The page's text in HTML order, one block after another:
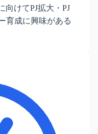
向けてPJ拡大・PJ
育成に興味がある